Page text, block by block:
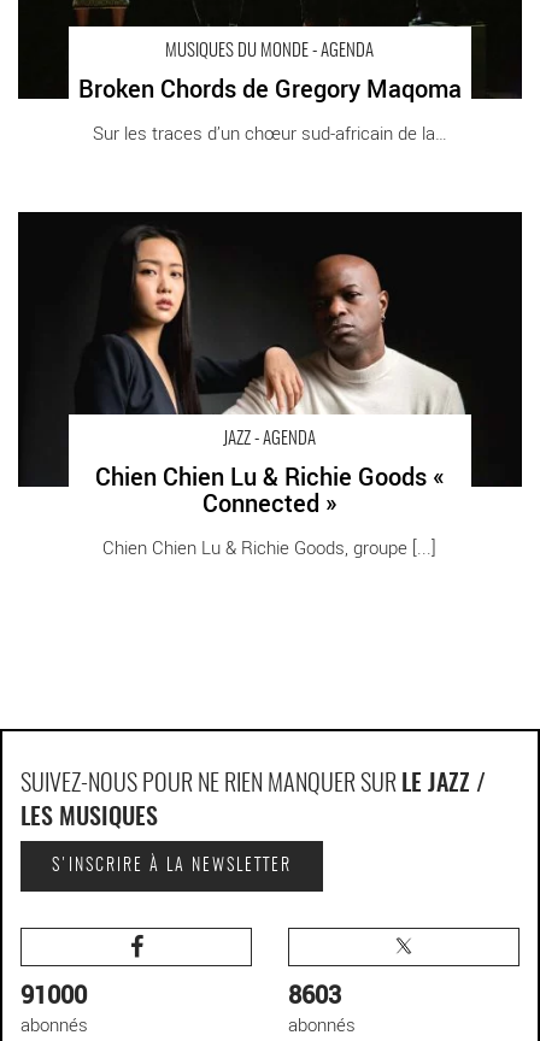
MUSIQUES DU MONDE - AGENDA
Broken Chords de Gregory Maqoma
JAZZ - AGENDA
Chien Chien Lu & Richie Goods «
Connected »
Chien Chien Lu & Richie Goods, groupe [...]
Chien Chien Lu & Richie Goods « Connected » - Critique sortie
Jazz Paris Duc des Lombards
SUIVEZ-NOUS POUR NE RIEN MANQUER SUR LE JAZZ /
LES MUSIQUES
S'INSCRIRE À LA NEWSLETTER
91000
abonnés
8603
abonnés